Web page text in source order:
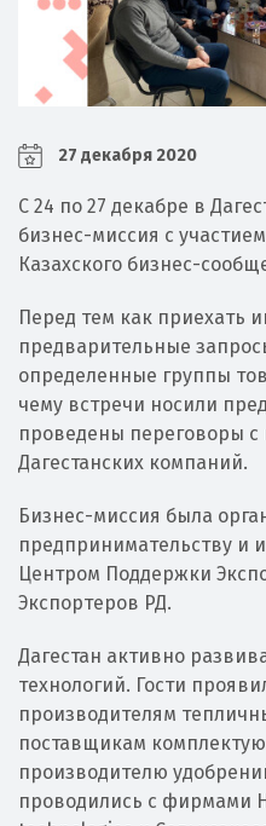
27 декабря 2020
С 24 по 27 декабре в
бизнес-миссия с
Казахского бизнес-
Перед тем как приехать
предварительные
определенные группы
чему встречи носили
проведены переговоры с
Дагестанских компаний.
Бизнес-миссия была
предпринимательству и
Центром Поддержки
Экспортеров РД.
Дагестан активно
технологий. Гости
производителям
поставщикам
производителю
проводились с фирмами